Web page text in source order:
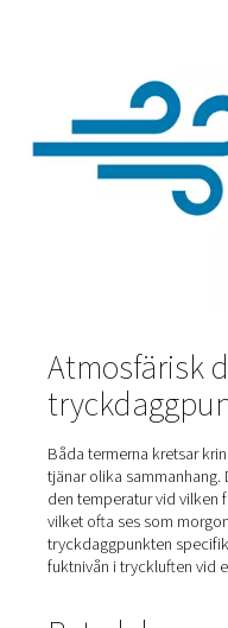
temperatur vid
och börjar
vilken
torrare blir luften,
tryckluftssystem.